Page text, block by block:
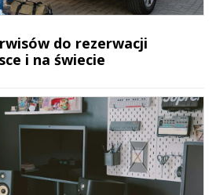
do rezerwacji
i na świecie